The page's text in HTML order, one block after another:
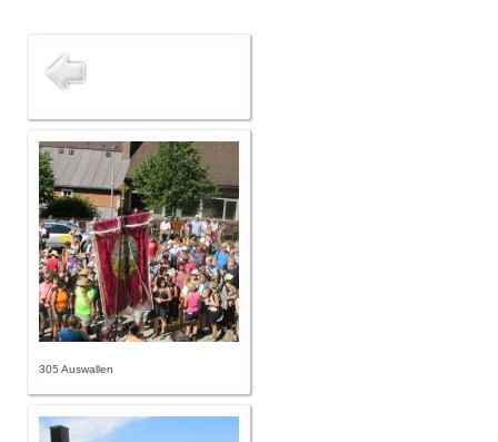
305 Auswallen